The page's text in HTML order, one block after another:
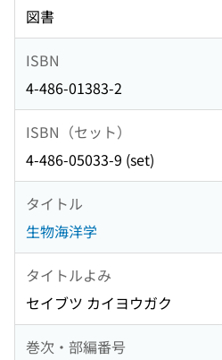
図書
ISBN
4-486-01383-2
ISBN（セット）
4-486-05033-9 (set)
タイトル
生物海洋学
タイトルよみ
セイブツ カイヨウガク
巻次・部編番号